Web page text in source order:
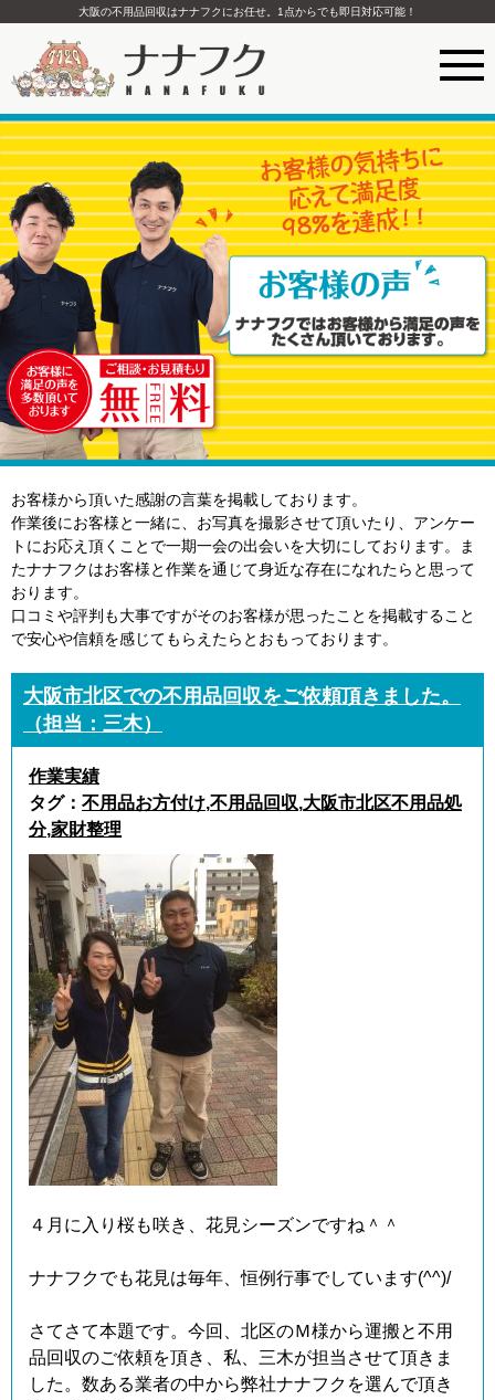
大阪の不用品回収はナナフクにお任せ。1点からでも即日対応可能！
お客様から頂いた感謝の言葉を掲載しております。
作業後にお客様と一緒に、お写真を撮影させて頂いたり、アンケー
トにお応え頂くことで一期一会の出会いを大切にしております。ま
たナナフクはお客様と作業を通じて身近な存在になれたらと思って
おります。
口コミや評判も大事ですがそのお客様が思ったことを掲載すること
で安心や信頼を感じてもらえたらとおもっております。
大阪市北区での不用品回収をご依頼頂きました。
（担当：三木）
作業実績
タグ： 不用品お方付け,不用品回収,大阪市北区不用品処
分,家財整理
４月に入り桜も咲き、花見シーズンですね＾＾
ナナフクでも花見は毎年、恒例行事でしています(^^)/
さてさて本題です。今回、北区のＭ様から運搬と不用
品回収のご依頼を頂き、私、三木が担当させて頂きま
した。数ある業者の中から弊社ナナフクを選んで頂き